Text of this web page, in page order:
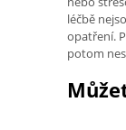
léčbě
opatření.
potom